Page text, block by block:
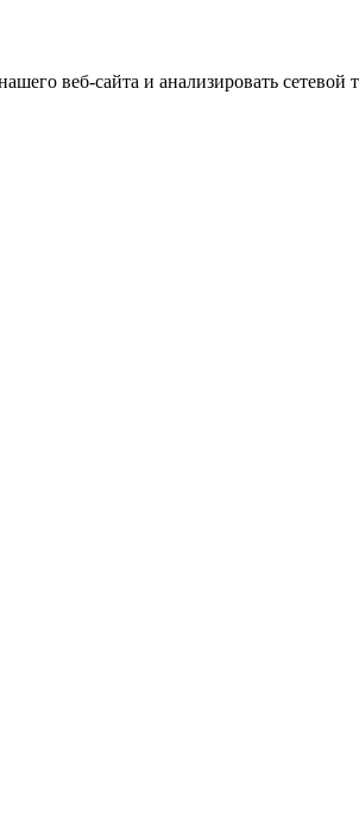
веб-сайта и анализировать сетевой